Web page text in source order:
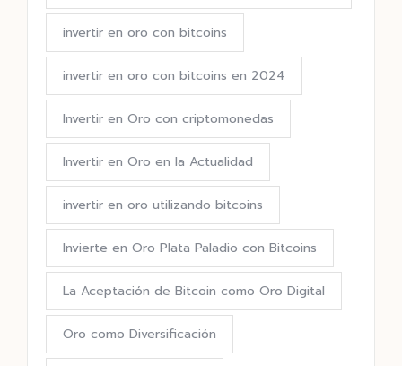
invertir en oro con bitcoins
invertir en oro con bitcoins en 2024
Invertir en Oro con criptomonedas
Invertir en Oro en la Actualidad
invertir en oro utilizando bitcoins
Invierte en Oro Plata Paladio con Bitcoins
La Aceptación de Bitcoin como Oro Digital
Oro como Diversificación